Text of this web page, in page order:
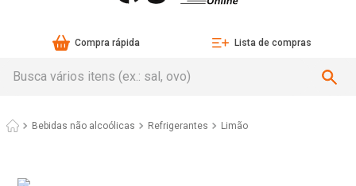
Compra rápida Lista de compras
Bebidas não alcoólicas Refrigerantes Limão